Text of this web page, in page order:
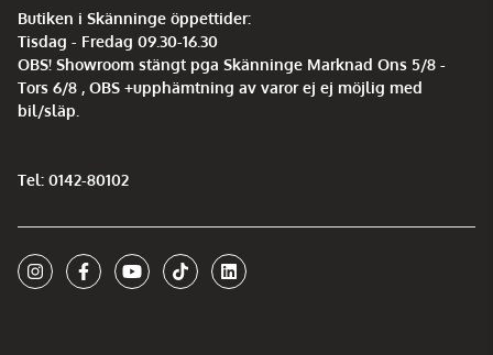
Butiken i Skänninge öppettider:
Tisdag - Fredag 09.30-16.30
OBS! Showroom stängt pga Skänninge Marknad Ons 5/8 -
Tors 6/8 , OBS +upphämtning av varor ej ej möjlig med
bil/släp.
Tel: 0142-80102